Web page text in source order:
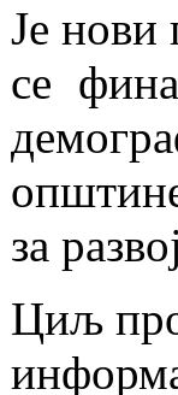
Је нови
се
за
Циљ